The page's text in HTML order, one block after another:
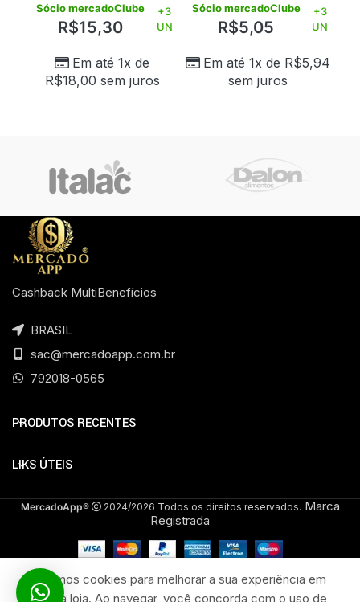
Sócio mercadoClube
R$15,30
+3
UN
Em até 1x de
R$18,00 sem juros
Sócio mercadoClube
R$5,05
+3
UN
Em até 1x de R$5,94
sem juros
Cashback MultiBenefícios
BRASIL
sac@mercadoapp.com.br
792018-0565
PRODUTOS RECENTES
LIKS ÚTEIS
MercadoApp® 2024/2026 Todos os direitos reservados. Marca
Registrada
Usamos cookies para melhorar a sua experiência em
nossa loja. Ao navegar, você concorda com o uso de
ESPONJA
Sócio
+3
Em
até 1x
de